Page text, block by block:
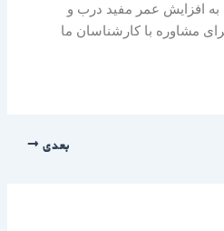
افزایش عمر مفید درب و
مشاوره با کارشناسان ما
بعدی